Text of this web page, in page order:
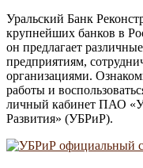
Уральский Банк
крупнейших банков в
он предлагает
предприятиям,
организациями.
работы и
личный кабинет ПАО
Развития» (УБРиР).